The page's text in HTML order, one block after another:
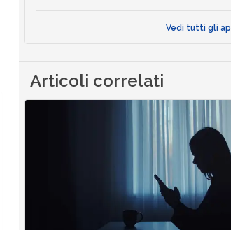
Vedi tutti gli
Articoli correlati